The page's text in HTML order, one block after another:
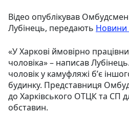
Відео опублікував
Лубінець, передають Новини
«У Харкові ймовірно
чоловіка» – написав
чоловік у камуфляжі бʼє
будинку. Представниця
до Харківського ОТЦК та СП
обставин.